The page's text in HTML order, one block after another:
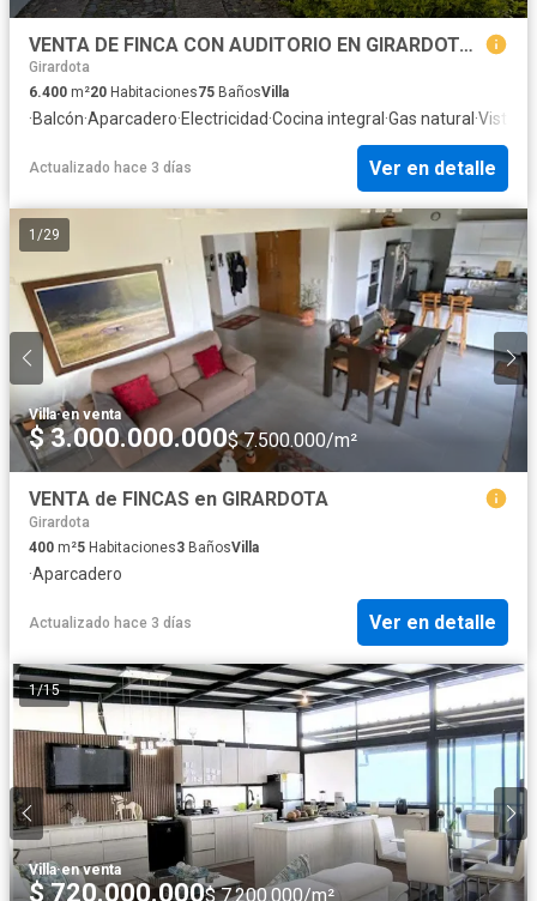
VENTA DE FINCA CON AUDITORIO EN GIRARDOTA ANTIOQUIA.
Girardota
6.400 m²20 Habitaciones75 BañosVilla
·Balcón·Aparcadero·Electricidad·Cocina integral ·Gas natural ·Vista
Actualizado hace 3 días Ver en detalle
1 /29
Villa·en venta
$ 3.000.000.000$ 7.500.000/m²
VENTA de FINCAS en GIRARDOTA
Girardota
400 m²5 Habitaciones3 BañosVilla
·Aparcadero
Actualizado hace 3 días Ver en detalle
1/15
Villa·en venta
$ 720.000.000$ 7.200.000/m²